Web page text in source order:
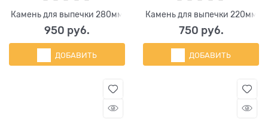
Камень для выпечки 280мм
950 руб.
ДОБАВИТЬ
Камень для выпечки 220мм
750 руб.
ДОБАВИТЬ